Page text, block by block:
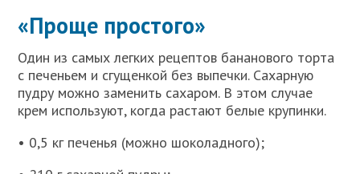
«Проще простого»
Один из самых легких рецептов бананового торта
с печеньем и сгущенкой без выпечки. Сахарную
пудру можно заменить сахаром. В этом случае
крем используют, когда растают белые крупинки.
• 0,5 кг печенья (можно шоколадного);